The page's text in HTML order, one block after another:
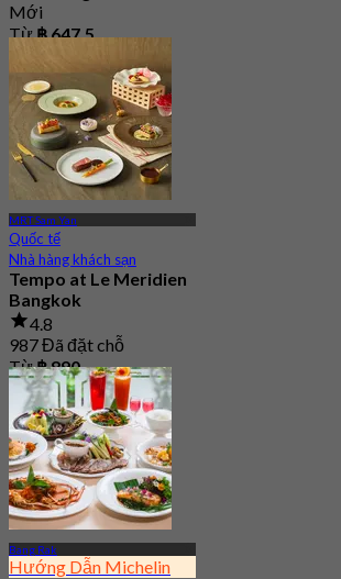
Mới
Từ฿ 647.5
MRT Sam Yan
Quốc tế
Nhà hàng khách sạn
Tempo at Le Meridien
Bangkok
4.8
987 Đã đặt chỗ
Từ฿ 890
Bang Rak
Hướng Dẫn Michelin